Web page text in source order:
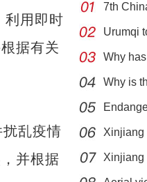
利用即时
据有关
乱疫情
并根据
7th
Urumqi
Why
Why is
Xinjiang
Xinjiang